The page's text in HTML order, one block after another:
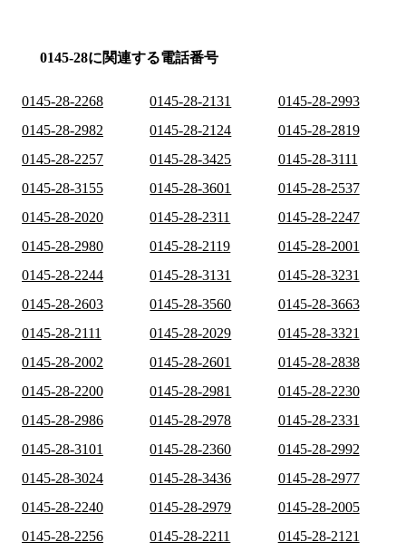
0145-28に関連する電話番号
0145-28-2268 0145-28-2131
0145-28-2993
0145-28-2982
0145-28-2124
0145-28-2819
0145-28-2257
0145-28-3425
0145-28-3111
0145-28-3155
0145-28-3601
0145-28-2537
0145-28-2020
0145-28-2311
0145-28-2247
0145-28-2980
0145-28-2119
0145-28-2001
0145-28-2244
0145-28-3131
0145-28-3231
0145-28-2603
0145-28-3560
0145-28-3663
0145-28-2111
0145-28-2029
0145-28-3321
0145-28-2002
0145-28-2601
0145-28-2838
0145-28-2200
0145-28-2981
0145-28-2230
0145-28-2986
0145-28-2978
0145-28-2331
0145-28-3101
0145-28-2360
0145-28-2992
0145-28-3024
0145-28-3436
0145-28-2977
0145-28-2240
0145-28-2979
0145-28-2005
0145-28-2256
0145-28-2211
0145-28-2121